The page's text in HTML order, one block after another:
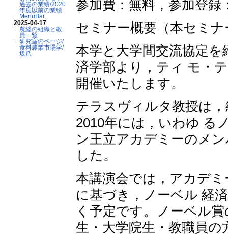
過去の業績/2020
年度以前の業績
MenuBar
2025-04-17
農経の組織と教
員一覧
研究室のページ/
食料農業市場学/
坂爪
参加費：無料，参加登録
セミナー概要（本セミ
本学と大学間交流協定
済学部より，ティ モ・
開催いたします。
テラスヴィルタ教授は
2010年には，いわゆ る
ン王立アカデミーのメ
した。
本講演会では，アカデ
に基づき，ノーベル 経
く予定です。ノーベル
生・大学院生・教職員